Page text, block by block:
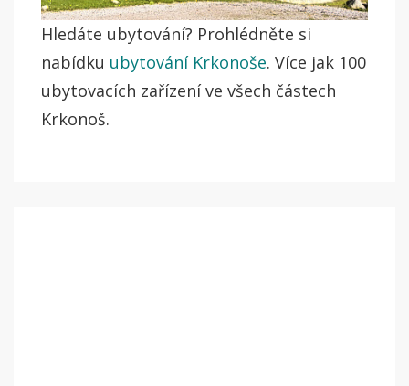
Hledáte ubytování? Prohlédněte si
nabídku ubytování Krkonoše. Více jak 100
ubytovacích zařízení ve všech částech
Krkonoš.